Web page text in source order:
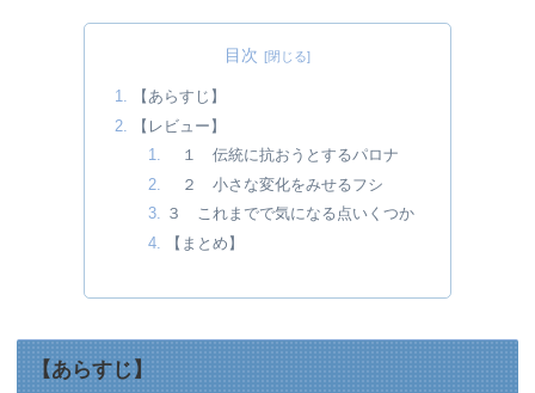
目次
【あらすじ】
【レビュー】
１ 伝統に抗おうとするパロナ
２ 小さな変化をみせるフシ
３ これまでで気になる点いくつか
【まとめ】
【あらすじ】